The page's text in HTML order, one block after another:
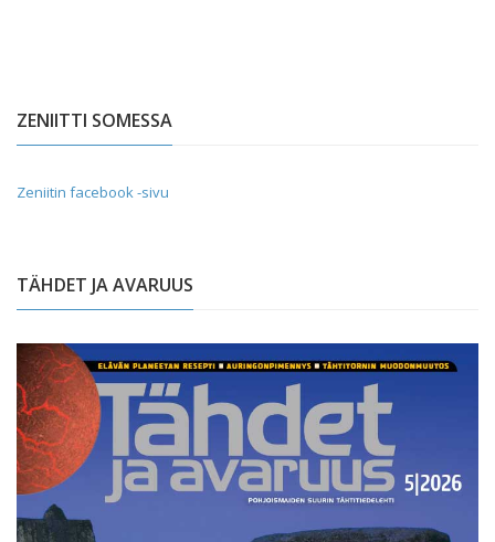
ZENIITTI SOMESSA
Zeniitin facebook -sivu
TÄHDET JA AVARUUS